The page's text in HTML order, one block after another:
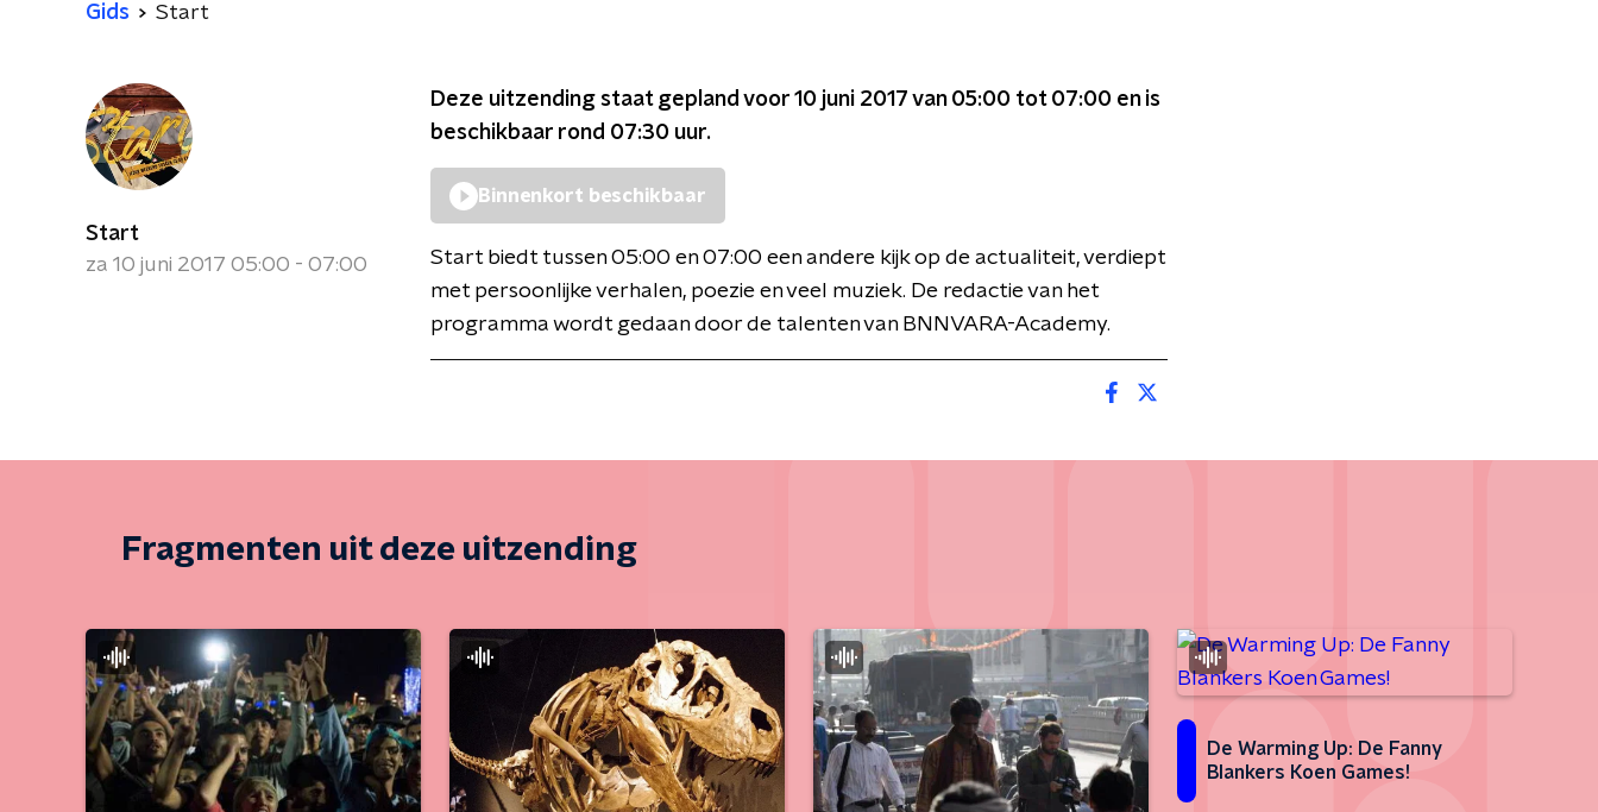
Gids Start
Start
za 10 juni 2017 05:00 - 07:00
Deze uitzending staat gepland voor 10 juni 2017 van 05:00 tot 07:00 en is
beschikbaar rond 07:30 uur.
Binnenkort beschikbaar
Start biedt tussen 05:00 en 07:00 een andere kijk op de actualiteit, verdiept
met persoonlijke verhalen, poezie en veel muziek. De redactie van het
programma wordt gedaan door de talenten van BNNVARA-Academy.
Fragmenten uit deze uitzending
De Warming Up: De Fanny
Blankers Koen Games!